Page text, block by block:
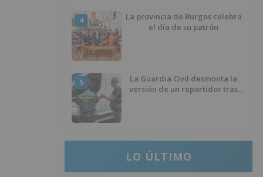
4
La provincia de Burgos celebra
el día de su patrón
5
La Guardia Civil desmonta la
versión de un repartidor tras
LO ÚLTIMO